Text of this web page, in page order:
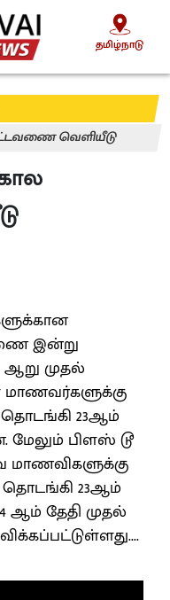
தமிழ்நாடு
வெளியீடு
இன்று
முதல்
தொடங்கி 23ஆம்
பிளஸ் டூ
மாணவிகளுக்கு
தொடங்கி 23ஆம்
ஆம் தேதி முதல்